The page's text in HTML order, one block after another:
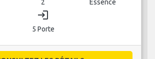
2 Essence
login
5 Porte